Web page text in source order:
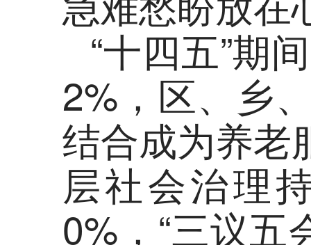
“十四五”期
2%，区、乡
结合成为养老
层社会治理
0%，“三议五